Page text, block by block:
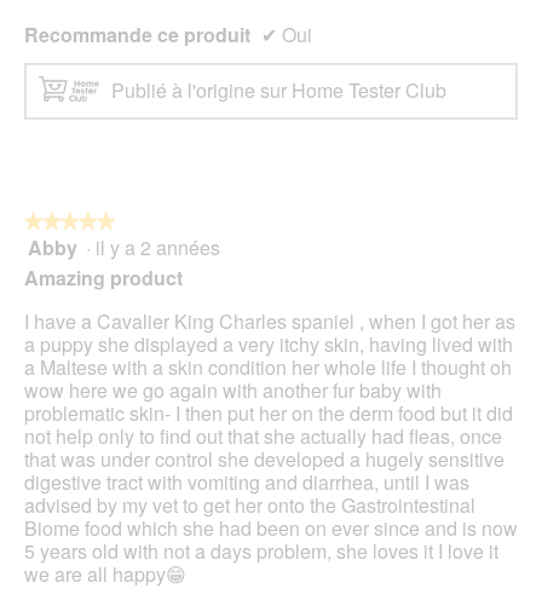
.e
b
d
i
a
l
o
g
u
e
.
Recommande ce produit ✔ Oui
Publié à l'origine sur Home Tester Club
★★★★★
★★★★★
5
5
étoiles.
Abby · il y a 2 années
Amazing product
I have a Cavalier King Charles spaniel , when I got her as
a puppy she displayed a very itchy skin, having lived with
a Maltese with a skin condition her whole life I thought oh
wow here we go again with another fur baby with
problematic skin- I then put her on the derm food but it did
not help only to find out that she actually had fleas, once
that was under control she developed a hugely sensitive
digestive tract with vomiting and diarrhea, until I was
advised by my vet to get her onto the Gastrointestinal
Biome food which she had been on ever since and is now
5 years old with not a days problem, she loves it I love it
we are all happy😁